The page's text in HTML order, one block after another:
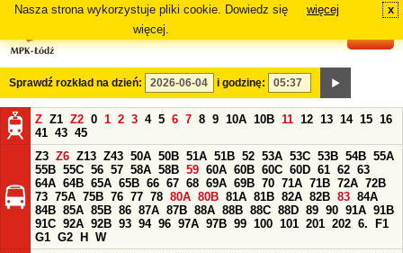
Nasza strona wykorzystuje pliki cookie. Dowiedz się
więcej.
więcej x
Sprawdź rozkład na dzień: i godzinę:
Z Z1 Z2 0 1 2 3 4 5 6 7 8 9 10A 10B 11 12 13 14 15 16
41 43 45
Z3 Z6 Z13 Z43 50A 50B 51A 51B 52 53A 53C 53B 54B 55A
55B 55C 56 57 58A 58B 59 60A 60B 60C 60D 61 62 63
64A 64B 65A 65B 66 67 68 69A 69B 70 71A 71B 72A 72B
73 75A 75B 76 77 78 80A 80B 81A 81B 82A 82B 83 84A
84B 85A 85B 86 87A 87B 88A 88B 88C 88D 89 90 91A 91B
91C 92A 92B 93 94 96 97A 97B 99 100 101 201 202 6.
F1
G1 G2 H
W